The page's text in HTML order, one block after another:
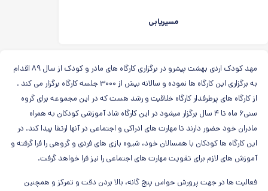
مسیریابی
مهد کودک اردی بهشت پیشرو در برگزاری کارگاه های مادر و کودک از سال ۸۹ اقدام
به برگزاری این کارگاه ها نموده و سالانه بیش از ۳۰۰۰ جلسه کارگاه برگزار می کند .
از کارگاه های پرطرفدار کارگاه خلاقیت و رشد هست که در این مجموعه برای گروه
سنی۶ ماه تا ۴ سال برگزار میشود در این کارگاه شاد آموزشی کودکان به همراه
مادران خود حضور دارند تا مهارت های ادراکی و اجتماعی در آنها ارتقا پیدا کند. در
این کارگاه ها کودکان با همسالان خود، شیوه بازی های فردی و گروهی را فرا گرفته و
آموزش های لازم برای تقویت مهارت های اجتماعی را نیز فرا خواهد گرفت.
فعالیت ها در جهت پرورش حواس پنج گانه، بالا بردن دقت و تمرکز و همچنین